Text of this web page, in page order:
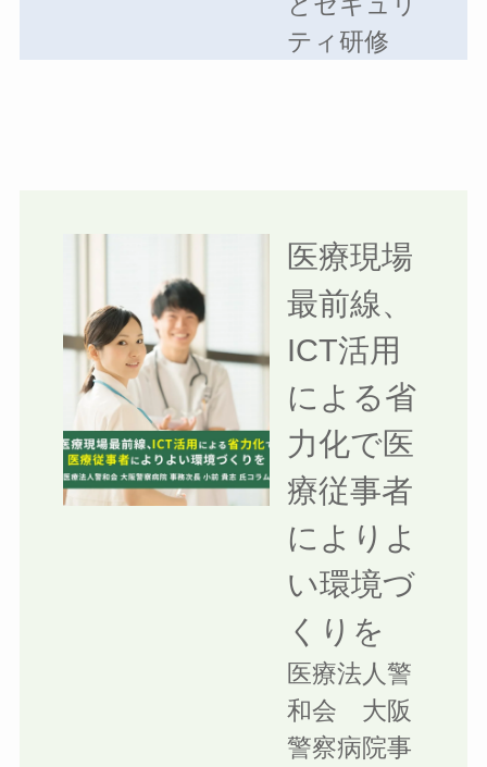
ティ研修
医療現場
最前線、
ICT活用
による省
力化で医
療従事者
によりよ
い環境づ
くりを
医療法人警
和会 大阪
警察病院事